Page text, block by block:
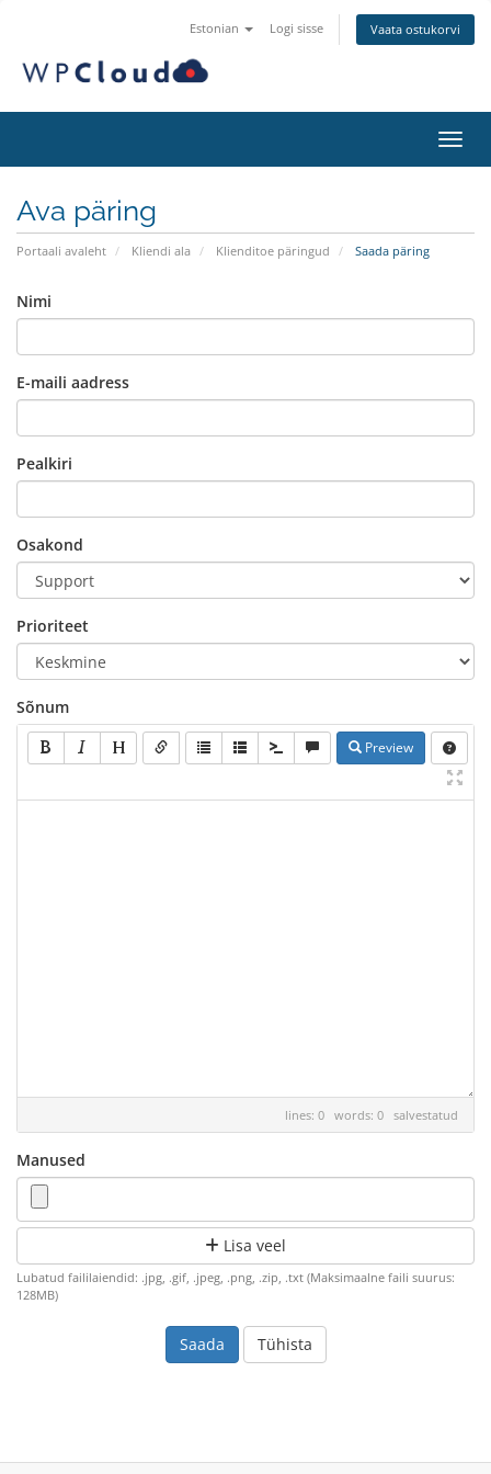
Estonian Logi sisse Vaata ostukorvi
Ava päring
Portaali avaleht Kliendi ala Klienditoe päringud Saada päring
Nimi
E-maili aadress
Pealkiri
Osakond
Prioriteet
Sõnum
Preview
lines: 0 words: 0 salvestatud
Manused
Lisa veel
Lubatud faililaiendid: .jpg, .gif, .jpeg, .png, .zip, .txt (Maksimaalne faili suurus:
128MB)
Tühista